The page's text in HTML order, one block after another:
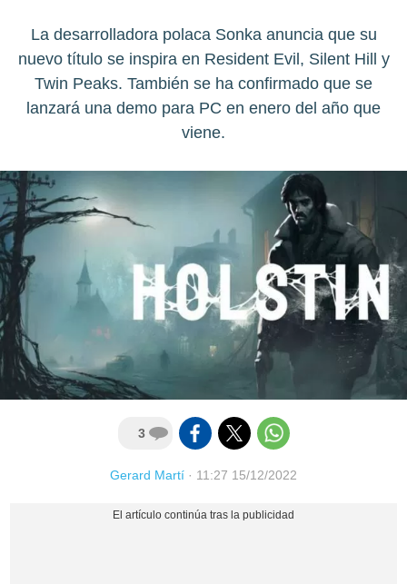
La desarrolladora polaca Sonka anuncia que su
nuevo título se inspira en Resident Evil, Silent Hill y
Twin Peaks. También se ha confirmado que se
lanzará una demo para PC en enero del año que
viene.
3
Gerard Martí · 11:27 15/12/2022